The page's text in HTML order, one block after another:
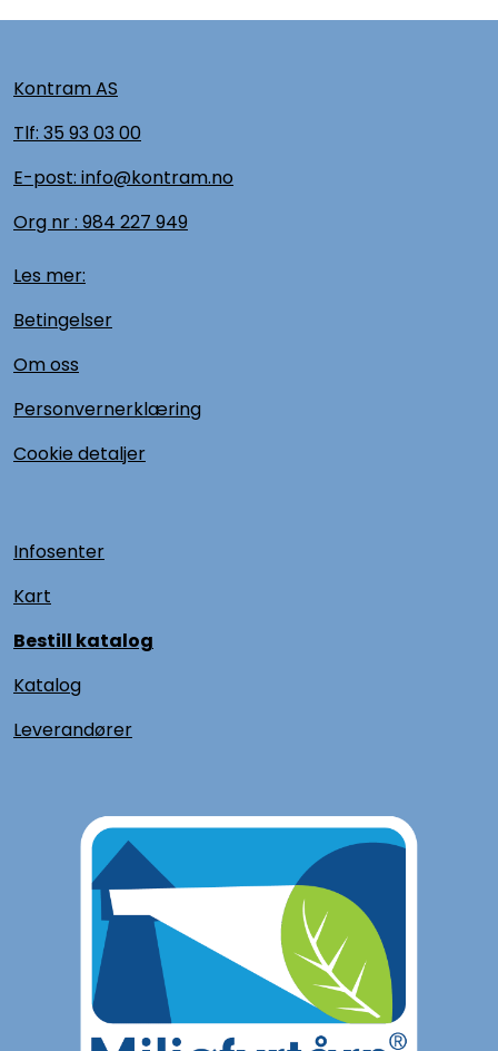
Kontram AS
Tlf: 35 93 03 00
E-post: info@kontram.no
Org nr : 984 227 949
Les mer:
Betingelser
Om oss
Personvernerklæring
Cookie detaljer
Infosenter
Kart
Bestill katalog
Katalog
Leverandører